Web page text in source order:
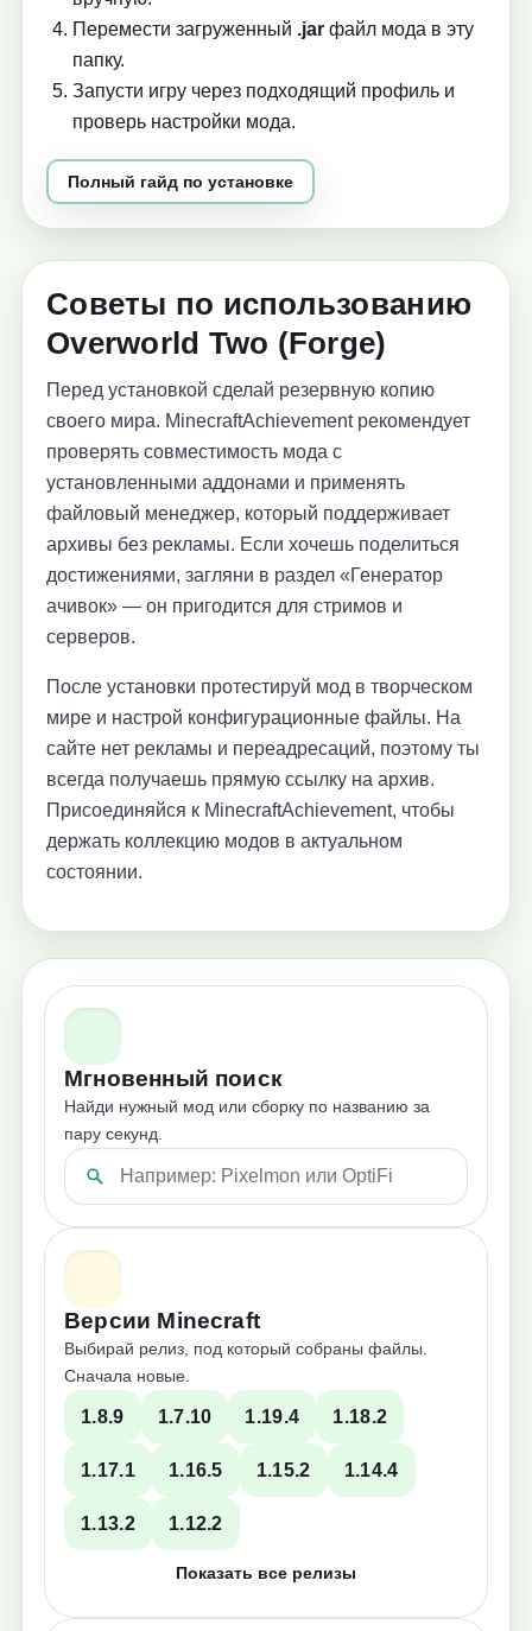
Перемести загруженный .jar файл мода в эту
папку.
Запусти игру через подходящий профиль и
проверь настройки мода.
Полный гайд по установке
Советы по использованию
Overworld Two (Forge)
Перед установкой сделай резервную копию
своего мира. MinecraftAchievement рекомендует
проверять совместимость мода с
установленными аддонами и применять
файловый менеджер, который поддерживает
архивы без рекламы. Если хочешь поделиться
достижениями, загляни в раздел «Генератор
ачивок» — он пригодится для стримов и
серверов.
После установки протестируй мод в творческом
мире и настрой конфигурационные файлы. На
сайте нет рекламы и переадресаций, поэтому ты
всегда получаешь прямую ссылку на архив.
Присоединяйся к MinecraftAchievement, чтобы
держать коллекцию модов в актуальном
состоянии.
Мгновенный поиск
Найди нужный мод или сборку по названию за
пару секунд.
Версии Minecraft
Выбирай релиз, под который собраны файлы.
Сначала новые.
1.8.9 1.7.10 1.19.4 1.18.2
1.17.1 1.16.5 1.15.2 1.14.4
1.13.2 1.12.2
Показать все релизы